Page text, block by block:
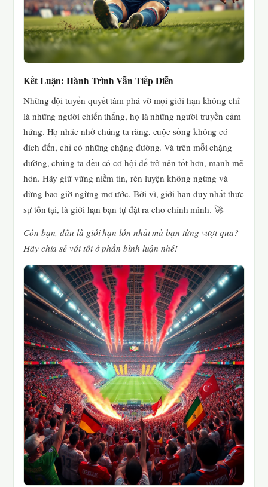
Kết Luận: Hành Trình Vẫn Tiếp Diễn
Những đội tuyển quyết tâm phá vỡ mọi giới hạn không chỉ
là những người chiến thắng, họ là những người truyền cảm
hứng. Họ nhắc nhở chúng ta rằng, cuộc sống không có
đích đến, chỉ có những chặng đường. Và trên mỗi chặng
đường, chúng ta đều có cơ hội để trở nên tốt hơn, mạnh mẽ
hơn. Hãy giữ vững niềm tin, rèn luyện không ngừng và
đừng bao giờ ngừng mơ ước. Bởi vì, giới hạn duy nhất thực
sự tồn tại, là giới hạn bạn tự đặt ra cho chính mình. 🚀
Còn bạn, đâu là giới hạn lớn nhất mà bạn từng vượt qua?
Hãy chia sẻ với tôi ở phần bình luận nhé!